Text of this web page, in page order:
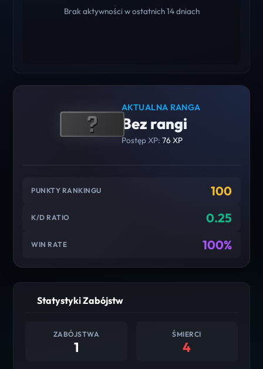
Brak aktywności w ostatnich 14 dniach
AKTUALNA RANGA
Bez rangi
Postęp XP: 76 XP
PUNKTY RANKINGU 100
K/D RATIO 0.25
WIN RATE 100%
Statystyki Zabójstw
ZABÓJSTWA
1
ŚMIERCI
4